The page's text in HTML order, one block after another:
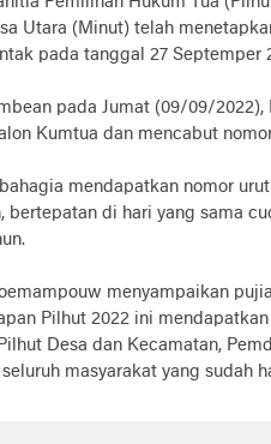
Utara (Minut) telah
pada tanggal 27 Septemper
pada Jumat (09/09/
Kumtua dan mencabut
mendapatkan nomor
bertepatan di hari yang sama
menyampaikan
Pilhut 2022 ini
Desa dan Kecamatan,
masyarakat yang sudah